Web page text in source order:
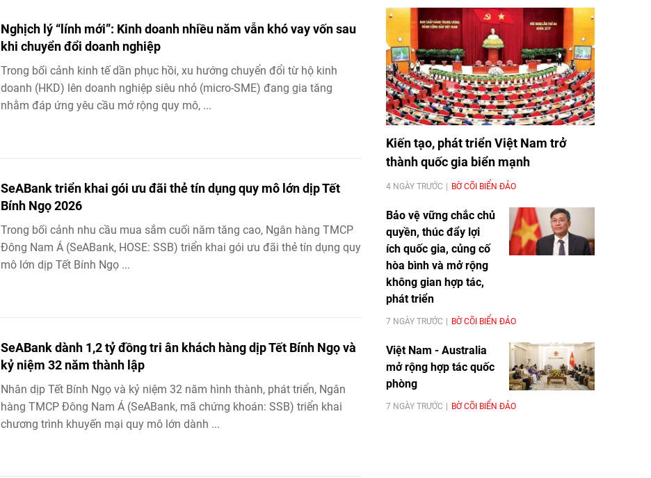
Nghịch lý “lính mới”: Kinh doanh nhiều năm vẫn khó vay vốn sau
khi chuyển đổi doanh nghiệp
Trong bối cảnh kinh tế dần phục hồi, xu hướng chuyển đổi từ hộ kinh
doanh (HKD) lên doanh nghiệp siêu nhỏ (micro-SME) đang gia tăng
nhằm đáp ứng yêu cầu mở rộng quy mô, ...
SeABank triển khai gói ưu đãi thẻ tín dụng quy mô lớn dịp Tết
Bính Ngọ 2026
Trong bối cảnh nhu cầu mua sắm cuối năm tăng cao, Ngân hàng TMCP
Đông Nam Á (SeABank, HOSE: SSB) triển khai gói ưu đãi thẻ tín dụng quy
mô lớn dịp Tết Bính Ngọ ...
SeABank dành 1,2 tỷ đồng tri ân khách hàng dịp Tết Bính Ngọ và
kỷ niệm 32 năm thành lập
Nhân dịp Tết Bính Ngọ và kỷ niệm 32 năm hình thành, phát triển, Ngân
hàng TMCP Đông Nam Á (SeABank, mã chứng khoán: SSB) triển khai
chương trình khuyến mại quy mô lớn dành ...
Kiến tạo, phát triển Việt Nam trở
thành quốc gia biển mạnh
4 NGÀY TRƯỚC BỜ CÕI BIỂN ĐẢO
Bảo vệ vững chắc chủ
quyền, thúc đẩy lợi
ích quốc gia, củng cố
hòa bình và mở rộng
không gian hợp tác,
phát triển
7 NGÀY TRƯỚC BỜ CÕI BIỂN ĐẢO
Việt Nam - Australia
mở rộng hợp tác quốc
phòng
7 NGÀY TRƯỚC BỜ CÕI BIỂN ĐẢO